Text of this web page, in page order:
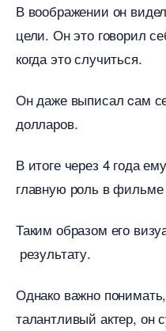
оображении он видел
цели. Он это говорил
когда это случиться.
Он даже выписал cам
долларов.
итоге через 4 года
лавную роль в фильме
Таким образом его
результату.
Однако важно
талантливый актер, он